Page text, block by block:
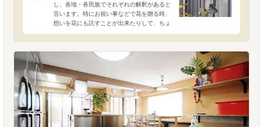
し、各地・各民族でそれぞれの解釈があると
言います。特にお祝い事などで花を贈る時、
想いを花にも託すことが出来たりして、ちょ
スにおいても重要な要素の一つです。今回の
「アイ・ビー・ハウス